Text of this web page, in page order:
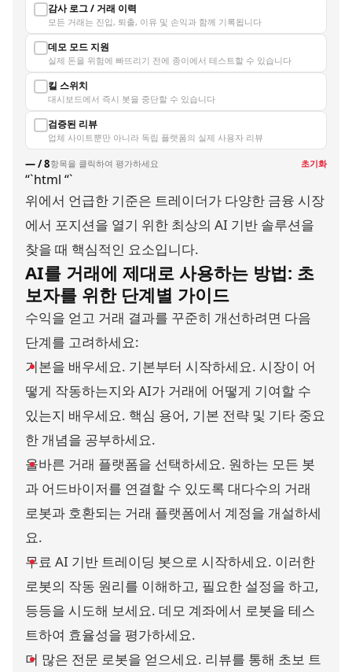
감사 로그 / 거래 이력
모든 거래는 진입, 퇴출, 이유 및 손익과 함께 기록됩니다
데모 모드 지원
실제 돈을 위험에 빠뜨리기 전에 종이에서 테스트할 수 있습니다
킬 스위치
대시보드에서 즉시 봇을 중단할 수 있습니다
검증된 리뷰
업체 사이트뿐만 아니라 독립 플랫폼의 실제 사용자 리뷰
— / 8항목을 클릭하여 평가하세요 초기화
“`html “`
위에서 언급한 기준은 트레이더가 다양한 금융 시장
에서 포지션을 열기 위한 최상의 AI 기반 솔루션을
찾을 때 핵심적인 요소입니다.
AI를 거래에 제대로 사용하는 방법: 초
보자를 위한 단계별 가이드
수익을 얻고 거래 결과를 꾸준히 개선하려면 다음
단계를 고려하세요:
기본을 배우세요. 기본부터 시작하세요. 시장이 어
떻게 작동하는지와 AI가 거래에 어떻게 기여할 수
있는지 배우세요. 핵심 용어, 기본 전략 및 기타 중요
한 개념을 공부하세요.
올바른 거래 플랫폼을 선택하세요. 원하는 모든 봇
과 어드바이저를 연결할 수 있도록 대다수의 거래
로봇과 호환되는 거래 플랫폼에서 계정을 개설하세
요.
무료 AI 기반 트레이딩 봇으로 시작하세요. 이러한
로봇의 작동 원리를 이해하고, 필요한 설정을 하고,
등등을 시도해 보세요. 데모 계좌에서 로봇을 테스
트하여 효율성을 평가하세요.
더 많은 전문 로봇을 얻으세요. 리뷰를 통해 초보 트